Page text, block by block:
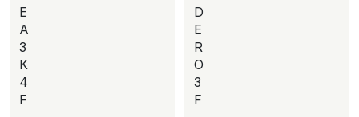
E
A
3
K
4
F
D
E
R
O
3
F